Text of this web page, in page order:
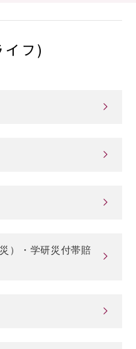
フ)
）・学研災付帯賠